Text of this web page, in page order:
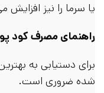
یا سرما را نیز افزایش
راهنمای مصرف کود
برای دستیابی به
شده ضروری است.